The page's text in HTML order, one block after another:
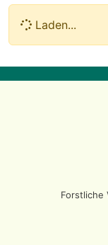
Laden...
Forstliche